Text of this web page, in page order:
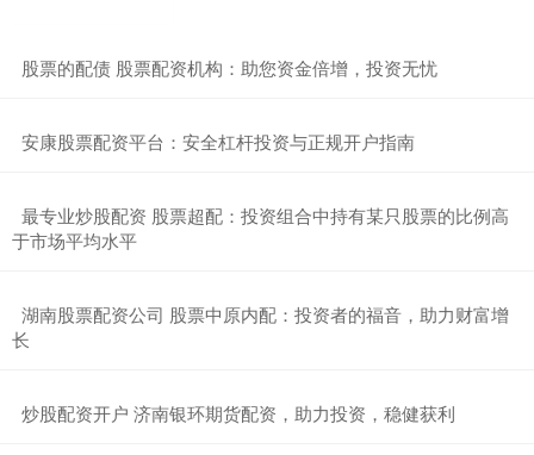
​股票的配债 股票配资机构：助您资金倍增，投资无忧
​安康股票配资平台：安全杠杆投资与正规开户指南
​最专业炒股配资 股票超配：投资组合中持有某只股票的比例高
于市场平均水平
​湖南股票配资公司 股票中原内配：投资者的福音，助力财富增
长
​炒股配资开户 济南银环期货配资，助力投资，稳健获利